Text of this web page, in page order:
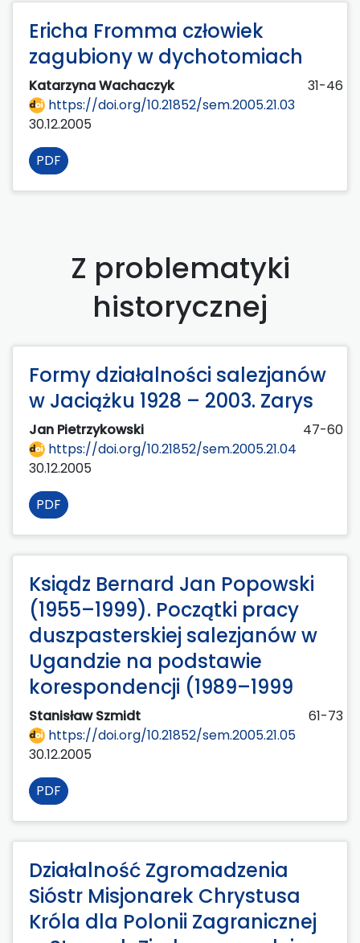
Ericha Fromma człowiek
zagubiony w dychotomiach
Katarzyna Wachaczyk
31-46
https://doi.org/10.21852/sem.2005.21.03
30.12.2005
PDF
Z problematyki
historycznej
Formy działalności salezjanów
w Jaciążku 1928 – 2003. Zarys
Jan Pietrzykowski
47-60
https://doi.org/10.21852/sem.2005.21.04
30.12.2005
PDF
Ksiądz Bernard Jan Popowski
(1955–1999). Początki pracy
duszpasterskiej salezjanów w
Ugandzie na podstawie
korespondencji (1989–1999
Stanisław Szmidt
61-73
https://doi.org/10.21852/sem.2005.21.05
30.12.2005
PDF
Działalność Zgromadzenia
Sióstr Misjonarek Chrystusa
Króla dla Polonii Zagranicznej